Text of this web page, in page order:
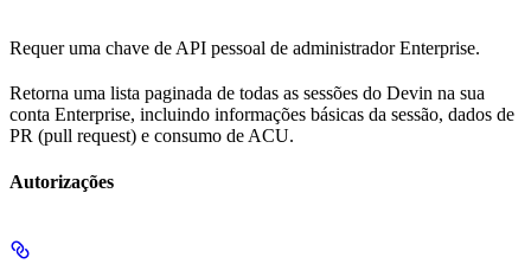
Requer uma chave de API pessoal de administrador Enterprise.
Retorna uma lista paginada de todas as sessões do Devin na sua
conta Enterprise, incluindo informações básicas da sessão, dados de
PR (pull request) e consumo de ACU.
Autorizações